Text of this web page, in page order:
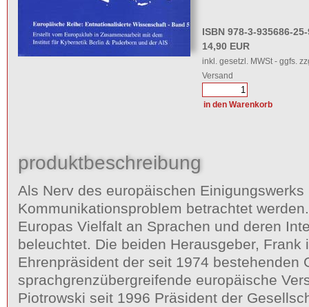
ISBN 978-3-935686-
14,90 EUR
inkl. gesetzl. MWSt - ggfs.
Versand
produktbeschreibung
Als Nerv des europäischen Einigungswerks
Kommunikationsproblem betrachtet
Europas Vielfalt an Sprachen und deren
beleuchtet. Die beiden Herausgeber, Frank
Ehrenpräsident der seit 1974 bestehenden
sprachgrenzübergreifende europäische
Piotrowski seit 1996 Präsident der